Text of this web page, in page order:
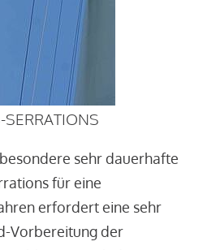
sehr dauerhafte
für eine
erfordert eine sehr
Vorbereitung der